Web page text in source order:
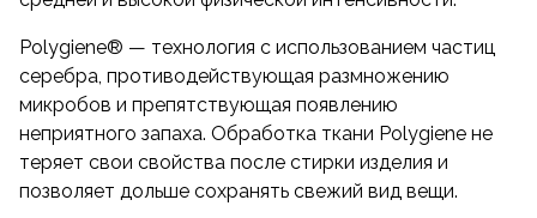
Polygiene® — технология с использованием частиц
серебра, противодействующая размножению
микробов и препятствующая появлению
неприятного запаха. Обработка ткани Polygiene не
теряет свои свойства после стирки изделия и
позволяет дольше сохранять свежий вид вещи.